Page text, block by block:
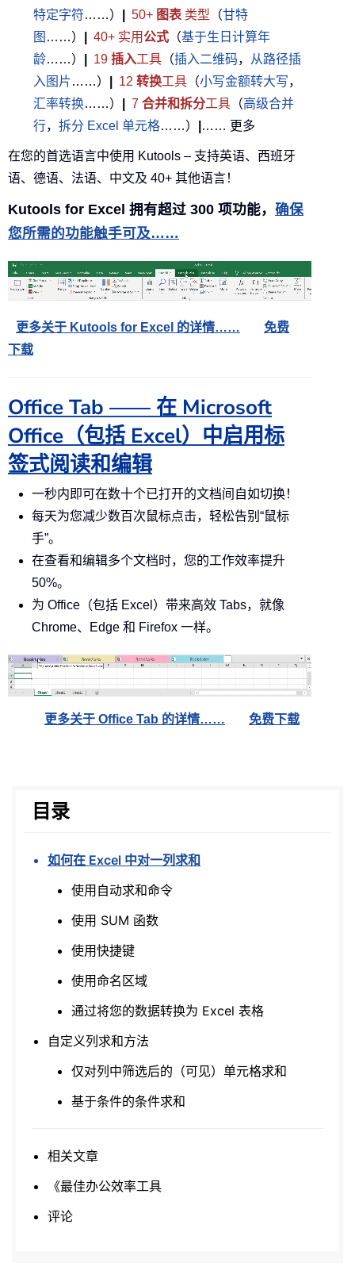
特定字符……） 50+ 图表 类型 （甘特
图 ……） 40+ 实用公式 （基于生日计算年
龄……） 19 插入工具 （插入二维码，
从路径插
入图片……） 12 转换工具 （小写金额转大写，
汇率转换……） 7 合并和拆分工具 （高级合并
行， 拆分 Excel 单元格……） …… 更多
在您的首选语言中使用 Kutools – 支持英语、西班牙
语、德语、法语、中文及 40+ 其他语言！
Kutools for Excel 拥有超过 300 项功能， 确保
您所需的功能触手可及……
更多关于 Kutools for Excel 的详情……
免费
下载
Office Tab —— 在 Microsoft
Office（包括 Excel）中启用标
签式阅读和编辑
一秒内即可在数十个已打开的文档间自如切换！
每天为您减少数百次鼠标点击，轻松告别“鼠标
手”。
在查看和编辑多个文档时，您的工作效率提升
50%。
为 Office（包括 Excel）带来高效 Tabs，就像
Chrome、Edge 和 Firefox 一样。
更多关于 Office Tab 的详情…… 免费下载
目录
如何在 Excel 中对一列求和
使用自动求和命令
使用 SUM 函数
使用快捷键
使用命名区域
通过将您的数据转换为 Excel 表格
自定义列求和方法
仅对列中筛选后的（可见）单元格求和
基于条件的条件求和
相关文章
《最佳办公效率工具
评论